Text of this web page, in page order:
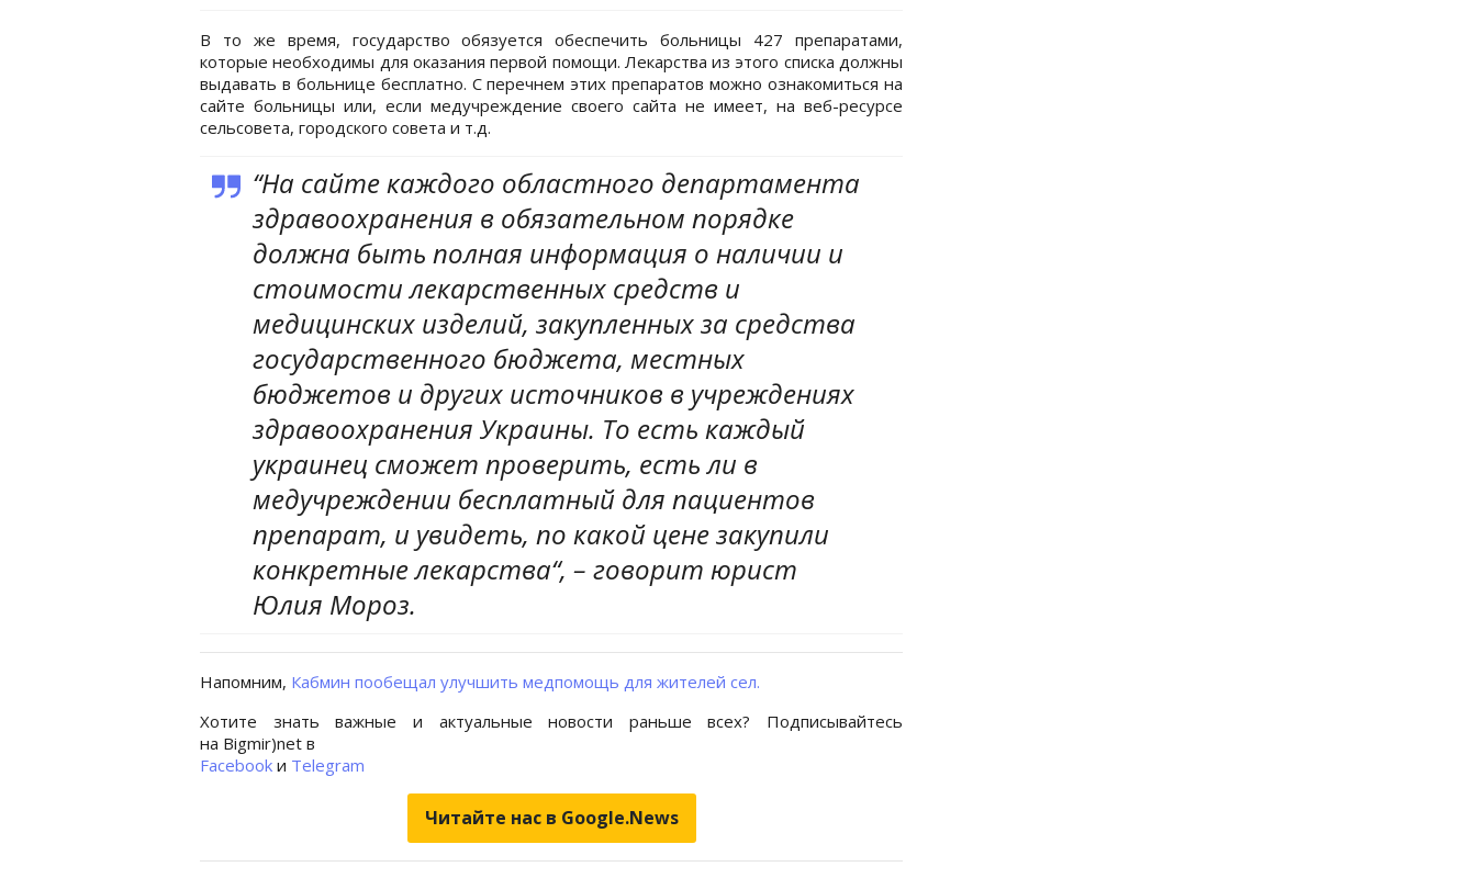
В то же время, государство обязуется обеспечить больницы 427 препаратами,
которые необходимы для оказания первой помощи. Лекарства из этого списка должны
выдавать в больнице бесплатно. С перечнем этих препаратов можно ознакомиться на
сайте больницы или, если медучреждение своего сайта не имеет, на веб-ресурсе
сельсовета, городского совета и т.д.
“На сайте каждого областного департамента
здравоохранения в обязательном порядке
должна быть полная информация о наличии и
стоимости лекарственных средств и
медицинских изделий, закупленных за средства
государственного бюджета, местных
бюджетов и других источников в учреждениях
здравоохранения Украины. То есть каждый
украинец сможет проверить, есть ли в
медучреждении бесплатный для пациентов
препарат, и увидеть, по какой цене закупили
конкретные лекарства“, – говорит юрист
Юлия Мороз.
Напомним, Кабмин пообещал улучшить медпомощь для жителей сел.
Хотите знать важные и актуальные новости раньше всех? Подписывайтесь
на Bigmir)net в
Facebook и Telegram
Читайте нас в Google.News